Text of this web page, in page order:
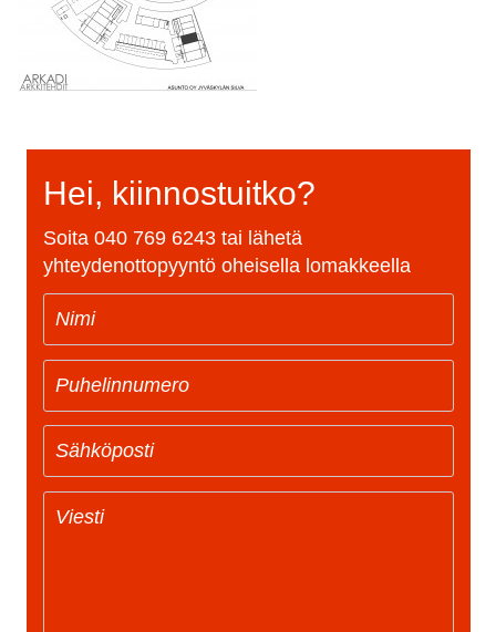
Hei, kiinnostuitko?
Soita 040 769 6243tai lähetä
yhteydenottopyyntö oheisella lomakkeella